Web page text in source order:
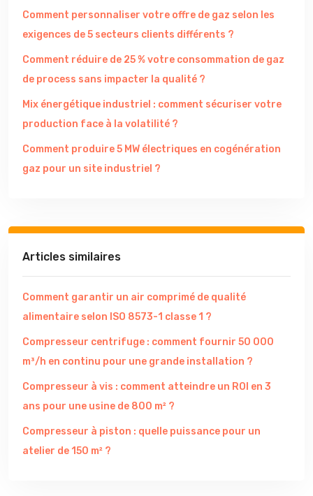
Comment personnaliser votre offre de gaz selon les
exigences de 5 secteurs clients différents ?
Comment réduire de 25 % votre consommation de gaz
de process sans impacter la qualité ?
Mix énergétique industriel : comment sécuriser votre
production face à la volatilité ?
Comment produire 5 MW électriques en cogénération
gaz pour un site industriel ?
Articles similaires
Comment garantir un air comprimé de qualité
alimentaire selon ISO 8573-1 classe 1 ?
Compresseur centrifuge : comment fournir 50 000
m³/h en continu pour une grande installation ?
Compresseur à vis : comment atteindre un ROI en 3
ans pour une usine de 800 m² ?
Compresseur à piston : quelle puissance pour un
atelier de 150 m² ?